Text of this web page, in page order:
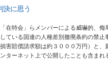
決に思う
在特会」らメンバーによる威嚇的、
ている国連の人種差別撤廃条約の禁
害賠償請求額は約３０００万円）と
ターネット上で公開したことも含まれ